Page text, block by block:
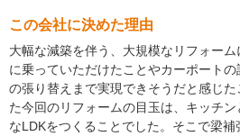
この会社に決めた理由
大幅な減築を伴う、大規模なリフォー
に乗っていただけたことやカーポート
の張り替えまで実現できそうだと感じ
た今回のリフォームの目玉は、キッチ
なLDKをつくることでした。そこで梁